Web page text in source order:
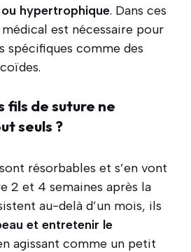
hypertrophique. Dans ces
est nécessaire pour
spécifiques comme des
fils de suture ne
seuls ?
résorbables et s’en vont
2 et 4 semaines après la
au-delà d’un mois, ils
et entretenir le
agissant comme un petit